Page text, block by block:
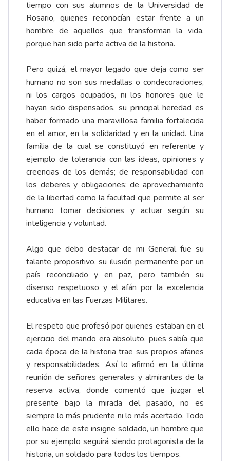
tiempo con sus alumnos de la Universidad de
Rosario, quienes reconocían estar frente a un
hombre de aquellos que transforman la vida,
porque han sido parte activa de la historia.
Pero quizá, el mayor legado que deja como ser
humano no son sus medallas o condecoraciones,
ni los cargos ocupados, ni los honores que le
hayan sido dispensados, su principal heredad es
haber formado una maravillosa familia fortalecida
en el amor, en la solidaridad y en la unidad. Una
familia de la cual se constituyó en referente y
ejemplo de tolerancia con las ideas, opiniones y
creencias de los demás; de responsabilidad con
los deberes y obligaciones; de aprovechamiento
de la libertad como la facultad que permite al ser
humano tomar decisiones y actuar según su
inteligencia y voluntad.
Algo que debo destacar de mi General fue su
talante propositivo, su ilusión permanente por un
país reconciliado y en paz, pero también su
disenso respetuoso y el afán por la excelencia
educativa en las Fuerzas Militares.
El respeto que profesó por quienes estaban en el
ejercicio del mando era absoluto, pues sabía que
cada época de la historia trae sus propios afanes
y responsabilidades. Así lo afirmó en la última
reunión de señores generales y almirantes de la
reserva activa, donde comentó que juzgar el
presente bajo la mirada del pasado, no es
siempre lo más prudente ni lo más acertado. Todo
ello hace de este insigne soldado, un hombre que
por su ejemplo seguirá siendo protagonista de la
historia, un soldado para todos los tiempos.